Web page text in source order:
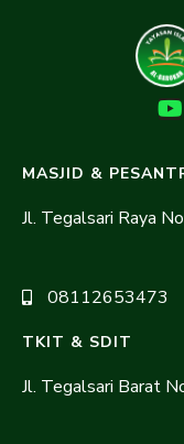
MASJID &
Jl. Tegalsari Raya
08112653473
TKIT & SDIT
Jl. Tegalsari Barat